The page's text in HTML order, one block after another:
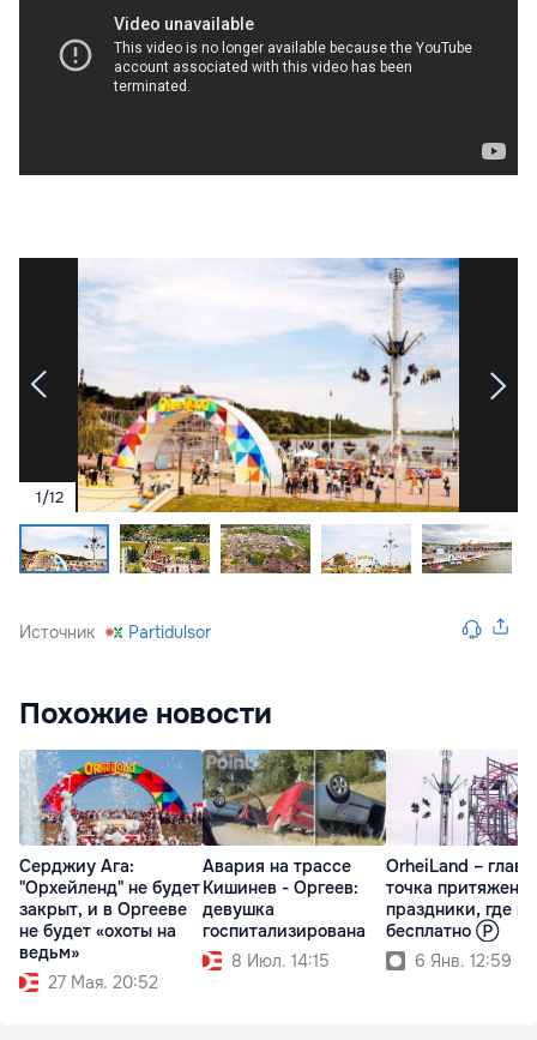
1/12
Источник Partidulsor
Похожие новости
Серджиу Ага:
"Орхейленд" не будет
закрыт, и в Оргееве
не будет «охоты на
ведьм»
27 Мая. 20:52
Авария на трассе
Кишинев - Оргеев:
девушка
госпитализирована
8 Июл. 14:15
OrheiLand –
точка
праздники, где
бесплатно Ⓟ
6 Янв. 12:59